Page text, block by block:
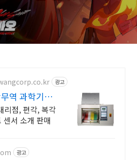
광고
역 과학기기
점, 편각, 복각
센서 소개 판매
광고